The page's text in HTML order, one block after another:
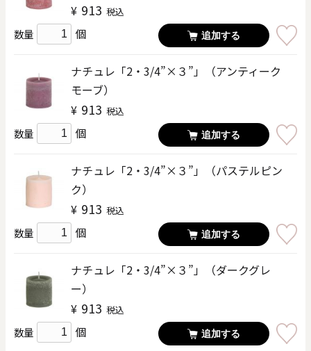
¥ 913 税込
数量 個 追加する
ナチュレ「2・3/4”×３”」（アンティーク
モーブ）
¥ 913 税込
数量 個 追加する
ナチュレ「2・3/4”×３”」（パステルピン
ク）
¥ 913 税込
数量 個 追加する
ナチュレ「2・3/4”×３”」（ダークグレ
ー）
¥ 913 税込
数量 個 追加する